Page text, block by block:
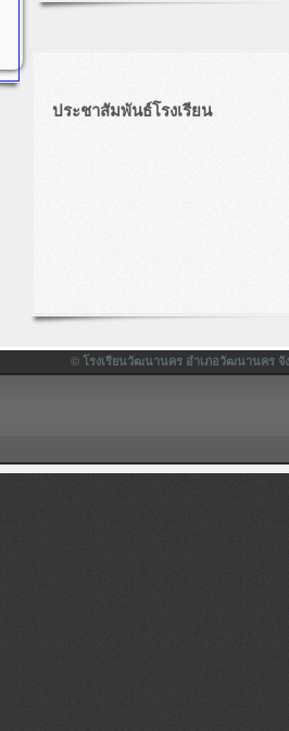
ประชาสัมพันธ์โรงเรียน
© โรงเรียนวัฒนานคร อำเภอวัฒนานคร จั